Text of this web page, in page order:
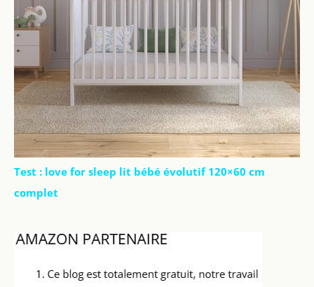
Test : love for sleep lit bébé évolutif 120×60 cm
complet